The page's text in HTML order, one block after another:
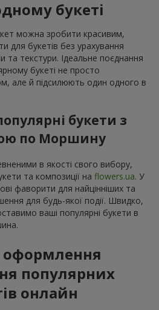
букеті
можна зробити красивим,
для букетів без урахування
та текстури. Ідеальне поєднання
букеті не просто
але й підсилюють один одного в
букети з
по Моршину
в якості свого вибору,
та композиції на flowers.ua. У
фаворити для найцінніших та
для будь-якої події. Швидко,
ваші популярні букети в
популярних
онлайн